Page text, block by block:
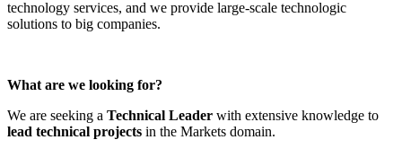
technology services, and we provide large-scale technologic
solutions to big companies.
What are we looking for?
We are seeking a Technical Leader with extensive knowledge to
lead technical projects in the Markets domain.